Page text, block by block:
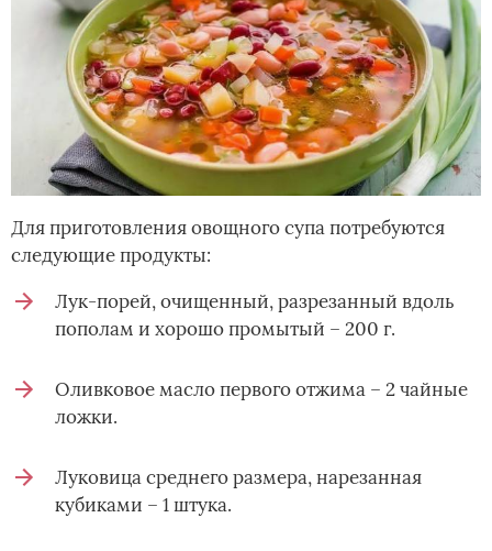
Для приготовления овощного супа потребуются
следующие продукты:
Лук-порей, очищенный, разрезанный вдоль
пополам и хорошо промытый – 200 г.
Оливковое масло первого отжима – 2 чайные
ложки.
Луковица среднего размера, нарезанная
кубиками – 1 штука.